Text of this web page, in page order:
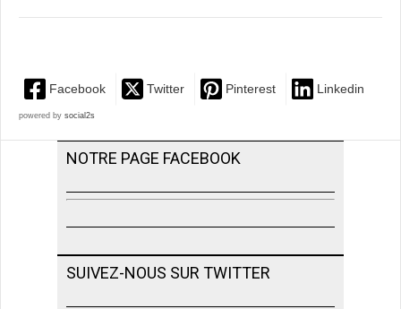
Facebook Twitter Pinterest Linkedin
powered by social2s
NOTRE PAGE FACEBOOK
SUIVEZ-NOUS SUR TWITTER